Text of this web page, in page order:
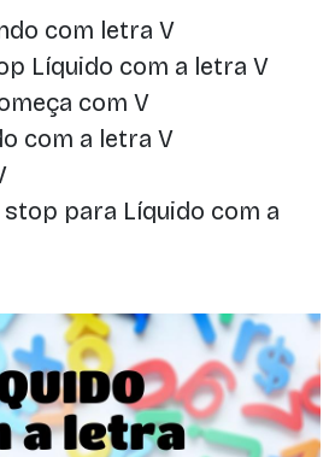
com letra V
Líquido com a letra V
com V
com a letra V
para Líquido com a